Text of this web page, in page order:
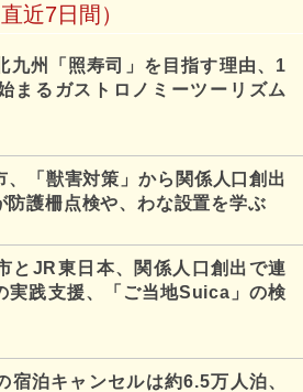
近7日間）
九州「照寿司」を目指す理由、1
まるガストロノミーツーリズム
、「獣害対策」から関係人口創出
防護柵点検や、わな設置を学ぶ
とJR東日本、関係人口創出で連
実践支援、「ご当地Suica」の検
宿泊キャンセルは約6.5万人泊、